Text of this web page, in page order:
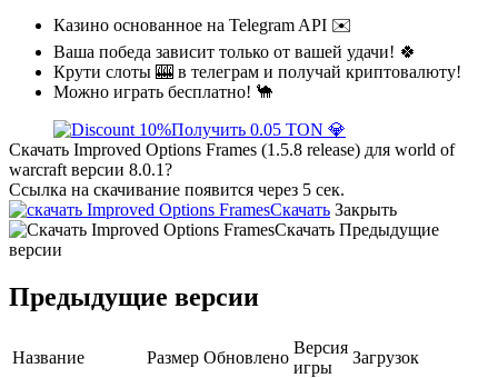
Казино основанное на Telegram API ✉️
Ваша победа зависит только от вашей удачи! 🍀
Крути слоты 🎰 в телеграм и получай криптовалюту!
Можно играть бесплатно! 🐪
Получить 0.05 TON 💎
Скачать Improved Options Frames (1.5.8 release) для world of
warcraft версии 8.0.1?
Ссылка на скачивание появится через 5 сек.
Скачать Закрыть
Скачать Предыдущие
версии
Предыдущие версии
Название Размер Обновлено
Версия
игры
Загрузок